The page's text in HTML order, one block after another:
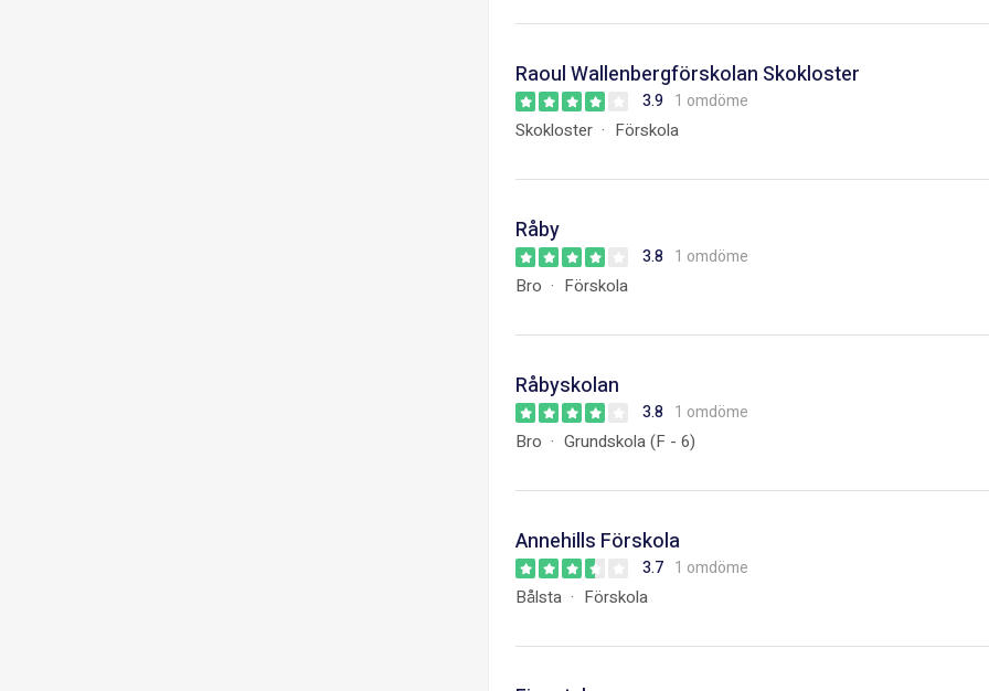
Raoul Wallenbergförskolan Skokloster
3.9 1 omdöme
Skokloster Förskola
Råby
3.8 1 omdöme
Bro Förskola
Råbyskolan
3.8 1 omdöme
Bro Grundskola (F - 6)
Annehills Förskola
3.7 1 omdöme
Bålsta Förskola